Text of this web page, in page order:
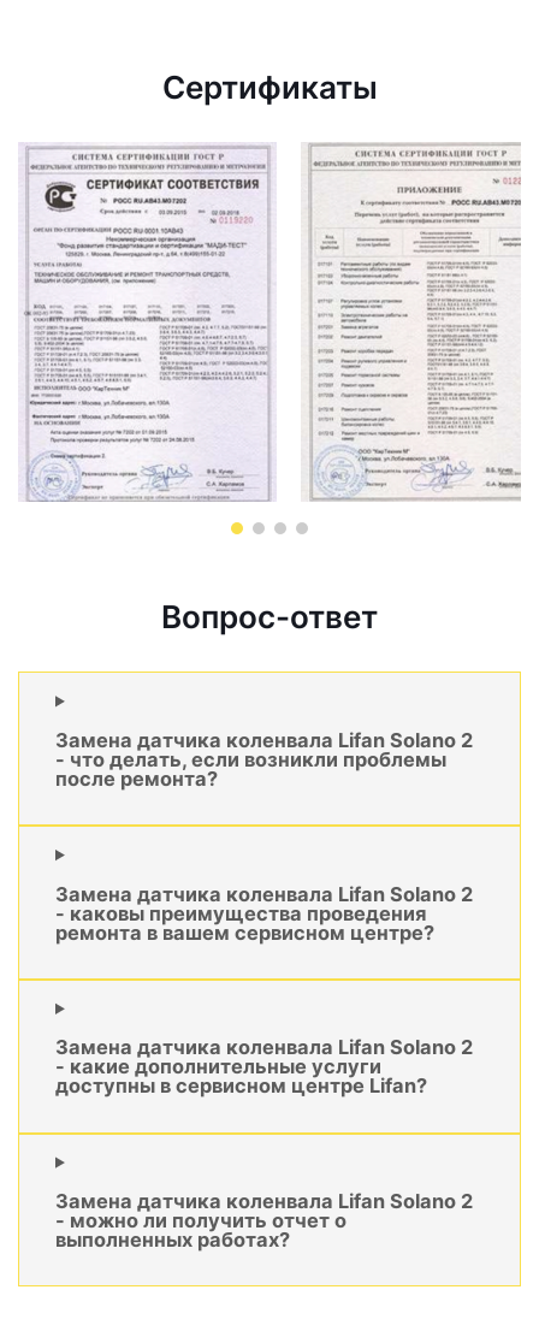
Сертификаты
Вопрос-ответ
Замена датчика коленвала Lifan Solano 2
- что делать, если возникли проблемы
после ремонта?
Замена датчика коленвала Lifan Solano 2
- каковы преимущества проведения
ремонта в вашем сервисном центре?
Замена датчика коленвала Lifan Solano 2
- какие дополнительные услуги
доступны в сервисном центре Lifan?
Замена датчика коленвала Lifan Solano 2
- можно ли получить отчет о
выполненных работах?